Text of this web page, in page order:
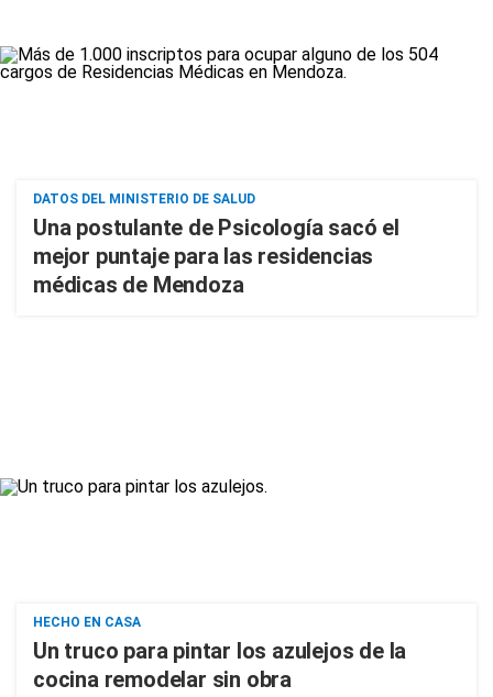
DATOS DEL MINISTERIO DE SALUD
Una postulante de Psicología sacó el
mejor puntaje para las residencias
médicas de Mendoza
HECHO EN CASA
Un truco para pintar los azulejos de la
cocina remodelar sin obra